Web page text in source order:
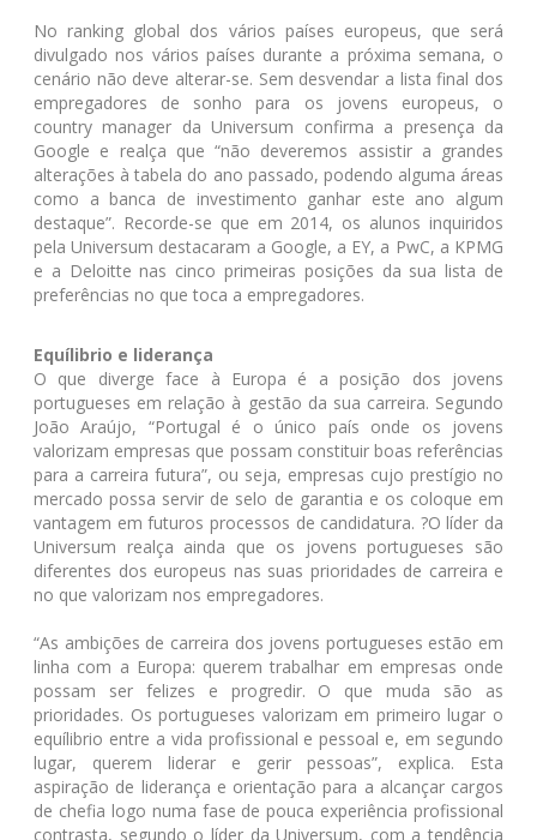
No ranking global dos vários países europeus, que será
divulgado nos vários países durante a próxima semana, o
cenário não deve alterar-se. Sem desvendar a lista final dos
empregadores de sonho para os jovens europeus, o
country manager da Universum confirma a presença da
Google e realça que “não deveremos assistir a grandes
alterações à tabela do ano passado, podendo alguma áreas
como a banca de investimento ganhar este ano algum
destaque”. Recorde-se que em 2014, os alunos inquiridos
pela Universum destacaram a Google, a EY, a PwC, a KPMG
e a Deloitte nas cinco primeiras posições da sua lista de
preferências no que toca a empregadores.
Equílibrio e liderança
O que diverge face à Europa é a posição dos jovens
portugueses em relação à gestão da sua carreira. Segundo
João Araújo, “Portugal é o único país onde os jovens
valorizam empresas que possam constituir boas referências
para a carreira futura”, ou seja, empresas cujo prestígio no
mercado possa servir de selo de garantia e os coloque em
vantagem em futuros processos de candidatura. ?O líder da
Universum realça ainda que os jovens portugueses são
diferentes dos europeus nas suas prioridades de carreira e
no que valorizam nos empregadores.
“As ambições de carreira dos jovens portugueses estão em
linha com a Europa: querem trabalhar em empresas onde
possam ser felizes e progredir. O que muda são as
prioridades. Os portugueses valorizam em primeiro lugar o
equílibrio entre a vida profissional e pessoal e, em segundo
lugar, querem liderar e gerir pessoas”, explica. Esta
aspiração de liderança e orientação para a alcançar cargos
de chefia logo numa fase de pouca experiência profissional
contrasta, segundo o líder da Universum, com a tendência